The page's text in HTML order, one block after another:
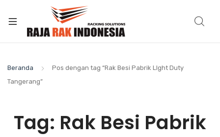
Beranda
Pos dengan tag “Rak Besi Pabrik LIght Duty
Tangerang”
Tag: Rak Besi Pabrik